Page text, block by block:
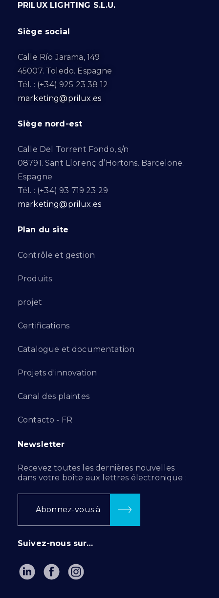
PRILUX LIGHTING S.L.U.
Siège social
Calle Río Jarama, 149
45007. Toledo. Espagne
Tél. : (+34) 925 23 38 12
marketing@prilux.es
Siège nord-est
Calle Del Torrent Fondo, s/n
08791. Sant Llorenç d’Hortons. Barcelone.
Espagne
Tél. : (+34) 93 719 23 29
marketing@prilux.es
Plan du site
Contrôle et gestion
Produits
projet
Certifications
Catalogue et documentation
Projets d'innovation
Canal des plaintes
Contacto - FR
Newsletter
Recevez toutes les dernières nouvelles
dans votre boîte aux lettres électronique :
Abonnez-vous à
Suivez-nous sur…